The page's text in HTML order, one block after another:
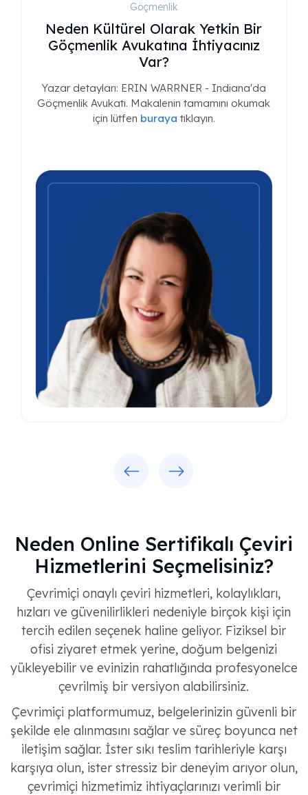
Göçmenlik
Neden Kültürel Olarak Yetkin Bir
Göçmenlik Avukatına İhtiyacınız
Var?
Yazar detayları: ERIN WARRNER - Indiana'da
Göçmenlik Avukatı. Makalenin tamamını okumak
için lütfen buraya tıklayın.
Neden Online Sertifikalı Çeviri
Hizmetlerini Seçmelisiniz?
Çevrimiçi onaylı çeviri hizmetleri, kolaylıkları,
hızları ve güvenilirlikleri nedeniyle birçok kişi için
tercih edilen seçenek haline geliyor. Fiziksel bir
ofisi ziyaret etmek yerine, doğum belgenizi
yükleyebilir ve evinizin rahatlığında profesyonelce
çevrilmiş bir versiyon alabilirsiniz.
Çevrimiçi platformumuz, belgelerinizin güvenli bir
şekilde ele alınmasını sağlar ve süreç boyunca net
iletişim sağlar. İster sıkı teslim tarihleriyle karşı
karşıya olun, ister stressiz bir deneyim arıyor olun,
çevrimiçi hizmetimiz ihtiyaçlarınızı verimli bir